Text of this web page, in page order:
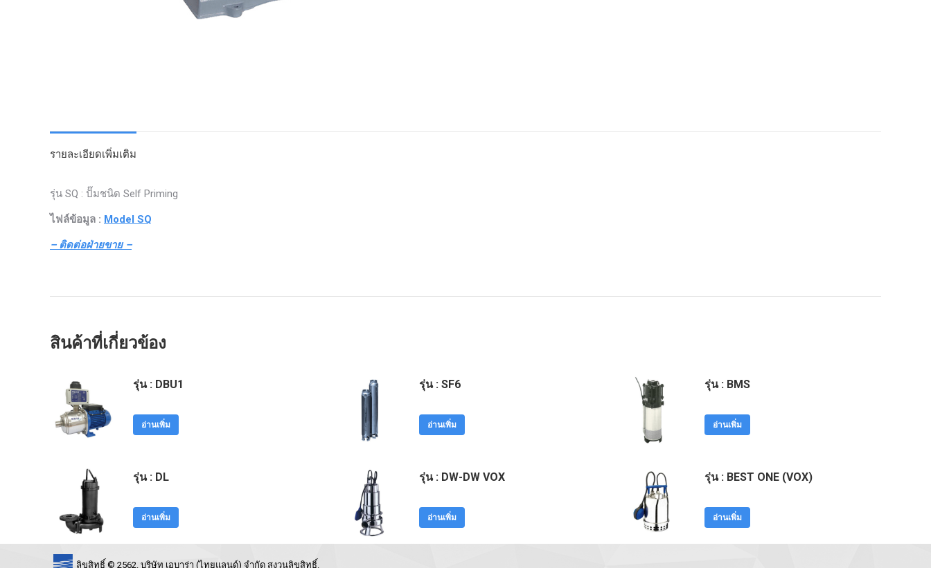
รายละเอียดเพิ่มเติม
รุ่น SQ : ปั๊มชนิด Self Priming
ไฟล์ข้อมูล : Model SQ
– ติดต่อฝ่ายขาย –
สินค้าที่เกี่ยวข้อง
รุ่น : DBU1
อ่านเพิ่ม
รุ่น : SF6
อ่านเพิ่ม
รุ่น : BMS
อ่านเพิ่ม
รุ่น : DL
อ่านเพิ่ม
รุ่น : DW-DW VOX
อ่านเพิ่ม
รุ่น : BEST ONE (VOX)
อ่านเพิ่ม
ลิขสิทธิ์ © 2562. บริษัท เอบาร่า (ไทยแลนด์) จำกัด สงวนลิขสิทธิ์.